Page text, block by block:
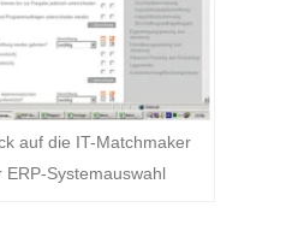
auf die IT-Matchmaker
ERP-Systemauswahl